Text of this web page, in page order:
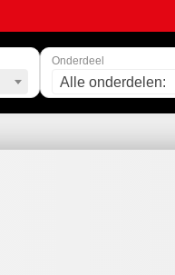
Onderdeel
Alle onderdelen: